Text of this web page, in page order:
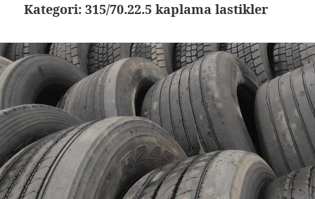
Kategori:315/70.22.5 kaplama lastikler